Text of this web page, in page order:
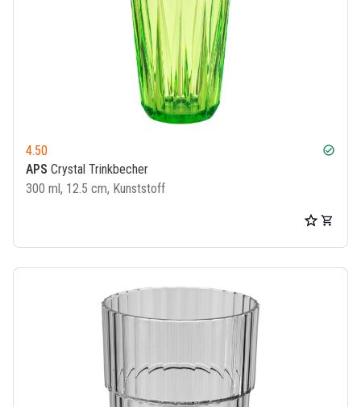
4.50 check_circle
APS Crystal Trinkbecher
300 ml, 12.5 cm, Kunststoff